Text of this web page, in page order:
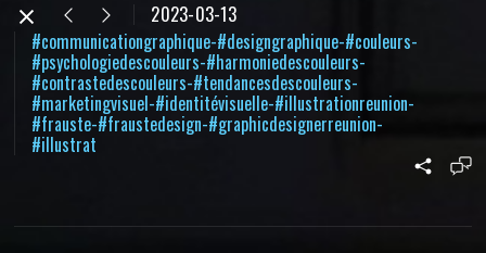
2023-03-13
#communicationgraphique-#designgraphique-#couleurs-
#psychologiedescouleurs-#harmoniedescouleurs-
#contrastedescouleurs-#tendancesdescouleurs-
#marketingvisuel-#identitévisuelle-#illustrationreunion-
#frauste-#fraustedesign-#graphicdesignerreunion-
#illustrat